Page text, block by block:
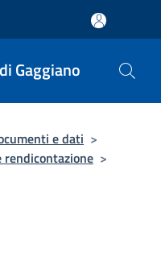
Gaggiano
e dati >
rendicontazione >